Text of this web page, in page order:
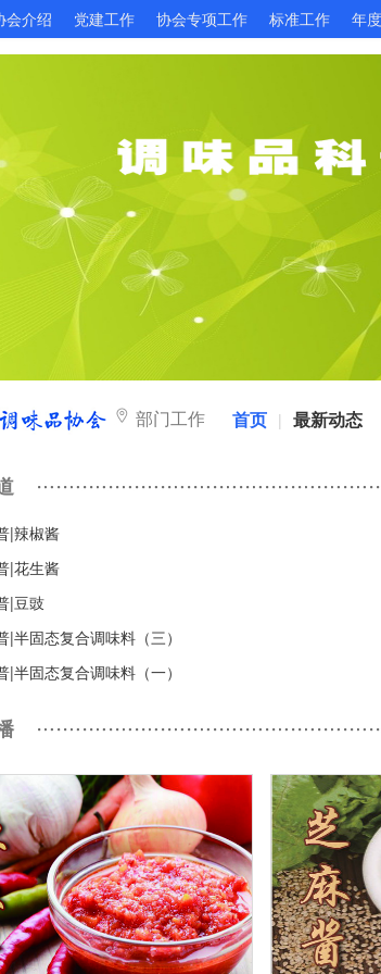
会介绍 党建工作 协会专项工作 标准工作 年
部门工作 首页 | 最新动态
|辣椒酱
|花生酱
|豆豉
|半固态复合调味料（三）
|半固态复合调味料（一）